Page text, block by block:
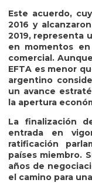
Este acuerdo,
2016 y
2019, representa
en momentos
comercial.
EFTA es menor
argentino
un avance
la apertura
La finalización
entrada en
ratificación
países miembro.
años de
el camino para